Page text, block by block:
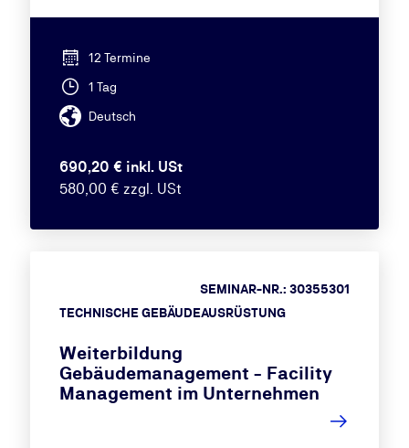
12 Termine
1 Tag
Deutsch
690,20 € inkl. USt
580,00 € zzgl. USt
TECHNISCHE GEBÄUDEAUSRÜSTUNG
SEMINAR-NR.: 30355301
Weiterbildung
Gebäudemanagement - Facility
Management im Unternehmen